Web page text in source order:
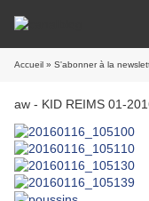
Accueil » S'abonner à la
aw - KID REIMS 01-